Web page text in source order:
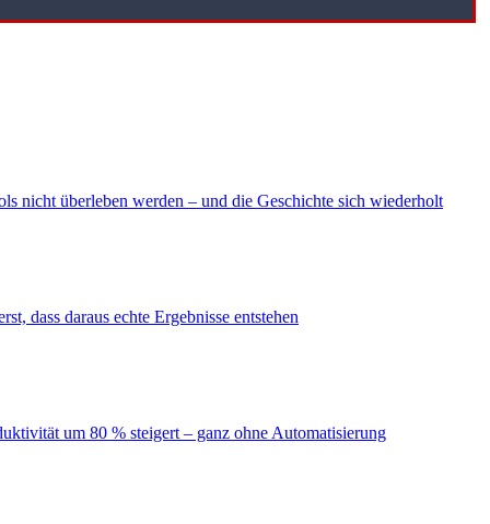
nicht überleben werden – und die Geschichte sich wiederholt
dass daraus echte Ergebnisse entstehen
um 80 % steigert – ganz ohne Automatisierung